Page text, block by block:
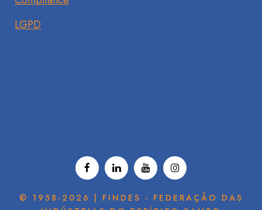
LGPD
© 1958-2026 | FINDES - FEDERAÇÃO DAS